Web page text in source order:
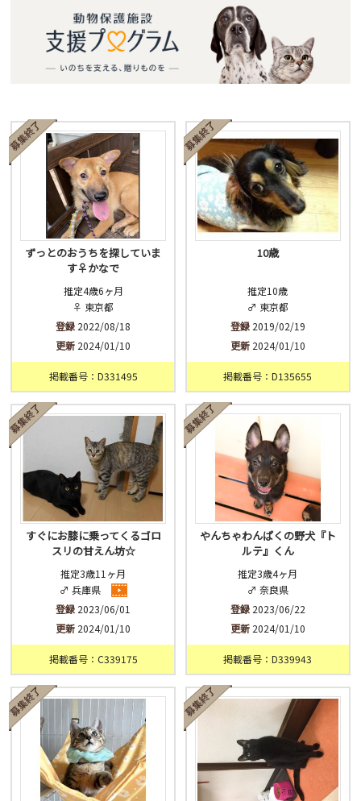
ずっとのおうちを探していま
す♀かなで
推定4歳6ヶ月
♀ 東京都
登録 2022/08/18
更新 2024/01/10
掲載番号：D331495
10歳
推定10歳
♂ 東京都
登録2019/02/19
更新2024/01/10
掲載番号：D135655
すぐにお膝に乗ってくるゴロ
スリの甘えん坊☆
推定3歳11ヶ月
♂ 兵庫県
登録 2023/06/01
更新 2024/01/10
掲載番号：C339175
やんちゃわんぱくの野犬『ト
ルテ』くん
推定3歳4ヶ月
♂ 奈良県
登録2023/06/22
更新2024/01/10
掲載番号：D339943